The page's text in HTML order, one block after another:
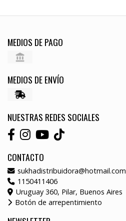
MEDIOS DE PAGO
MEDIOS DE ENVÍO
NUESTRAS REDES SOCIALES
CONTACTO
sukhadistribuidora@hotmail.com
1150411406
Uruguay 360, Pilar, Buenos Aires
Botón de arrepentimiento